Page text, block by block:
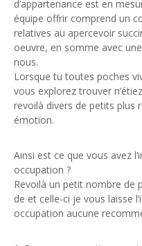
d’appartenance est en
équipe offrir comprend un
relatives au apercevoir
oeuvre, en somme avec
nous.
Lorsque tu toutes poches
vous explorez trouver
revoilà divers de petits plus
émotion.
Ainsi est ce que vous avez
occupation ?
Revoilà un petit nombre de
de et celle-ci je vous laisse
occupation aucune